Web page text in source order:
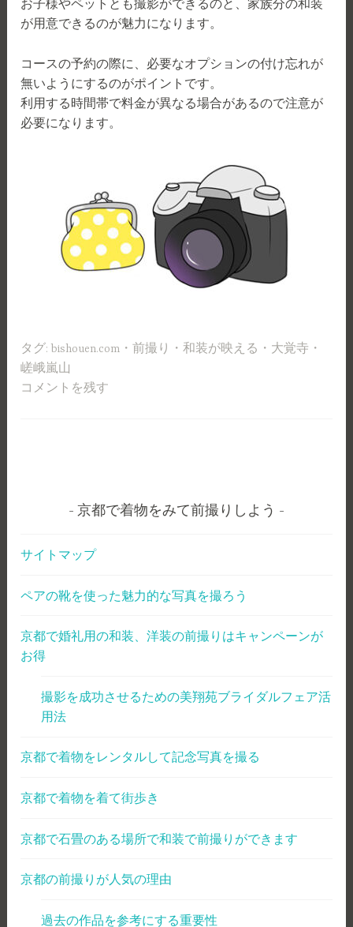
お子様やペットとも撮影ができるのと、家族分の和装
が用意できるのが魅力になります。
コースの予約の際に、必要なオプションの付け忘れが
無いようにするのがポイントです。
利用する時間帯で料金が異なる場合があるので注意が
必要になります。
タグ: bishouen.com ・前撮り ・和装が映える ・ 大覚寺 ・
嵯峨嵐山
コメントを残す
京都で着物をみて前撮りしよう
サイトマップ
ペアの靴を使った魅力的な写真を撮ろう
京都で婚礼用の和装、洋装の前撮りはキャンペーンが
お得
撮影を成功させるための美翔苑ブライダルフェア活
用法
京都で着物をレンタルして記念写真を撮る
京都で着物を着て街歩き
京都で石畳のある場所で和装で前撮りができます
京都の前撮りが人気の理由
過去の作品を参考にする重要性